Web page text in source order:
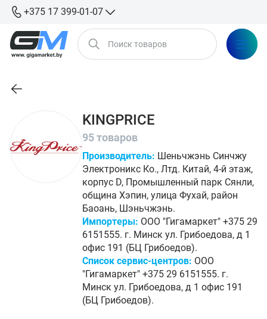
+375 17 399-01-07
KINGPRICE
95 товаров
Производитель: Шеньчжэнь Синчжу
Электроникс Ко., Лтд. Китай, 4-й этаж,
корпус D, Промышленный парк Сянли,
община Хэпин, улица Фухай, район
Баоань, Шэньчжэнь.
Импортеры: ООО "Гигамаркет" +375 29
6151555. г. Минск ул. Грибоедова, д 1
офис 191 (БЦ Грибоедов).
Список сервис-центров: ООО
"Гигамаркет" +375 29 6151555. г.
Минск ул. Грибоедова, д 1 офис 191
(БЦ Грибоедов).